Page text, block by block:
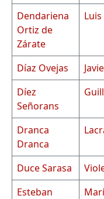
Dendariena
Ortiz de
Zárate
Luis
Díaz Ovejas
Díez
Señorans
Dranca
Dranca
Duce Sarasa
Esteban